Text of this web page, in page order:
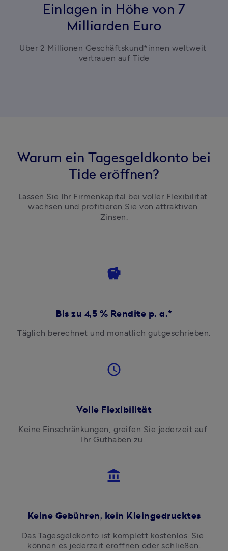
Einlagen in Höhe von 7
Milliarden Euro
Über 2 Millionen Geschäftskund*innen weltweit
vertrauen auf Tide
Warum ein Tagesgeldkonto bei
Tide eröffnen?
Lassen Sie Ihr Firmenkapital bei voller Flexibilität
wachsen und profitieren Sie von attraktiven
Zinsen.
savings
Bis zu 4,5 % Rendite p. a.*
Täglich berechnet und monatlich gutgeschrieben.
access_time
Volle Flexibilität
Keine Einschränkungen, greifen Sie jederzeit auf
Ihr Guthaben zu.
account_balance
Keine Gebühren, kein Kleingedrucktes
Das Tagesgeldkonto ist komplett kostenlos. Sie
können es jederzeit eröffnen oder schließen.